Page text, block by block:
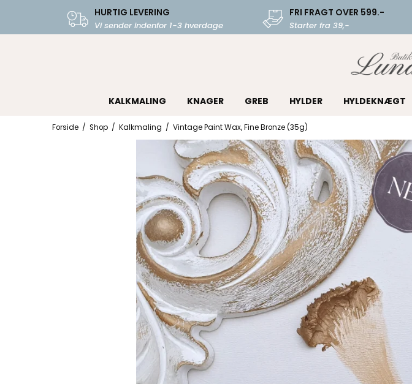
HURTIG LEVERING
Vi sender indenfor 1-3 hverdage
FRI FRAGT OVER 599.-
Starter fra 39,-
KALKMALING KNAGER GREB HYLDER HYLDEKNÆGT
Forside / Shop / Kalkmaling / Vintage Paint Wax, Fine Bronze (35g)